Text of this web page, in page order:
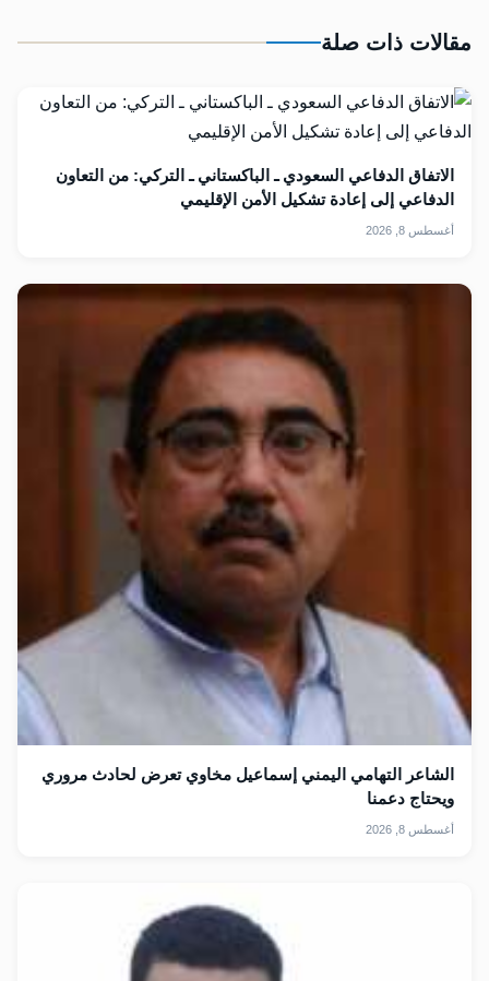
مقالات ذات صلة
الاتفاق الدفاعي السعودي ـ الباكستاني ـ التركي: من التعاون
الدفاعي إلى إعادة تشكيل الأمن الإقليمي
أغسطس 8, 2026
الشاعر التهامي اليمني إسماعيل مخاوي تعرض لحادث مروري
ويحتاج دعمنا
أغسطس 8, 2026